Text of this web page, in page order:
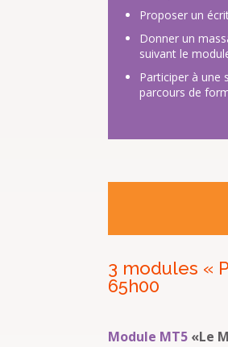
Proposer un
Donner un
suivant le
Participer à une
parcours de
3 modules «
65h00
Module MT5 «Le